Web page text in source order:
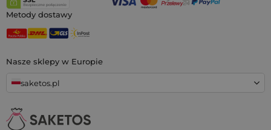
Nasze sklepy w Europie
saketos.pl
Metody dostawy